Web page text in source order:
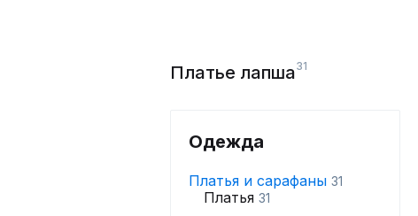
Платье лапша31
Одежда
Платья и сарафаны 31
Платья 31